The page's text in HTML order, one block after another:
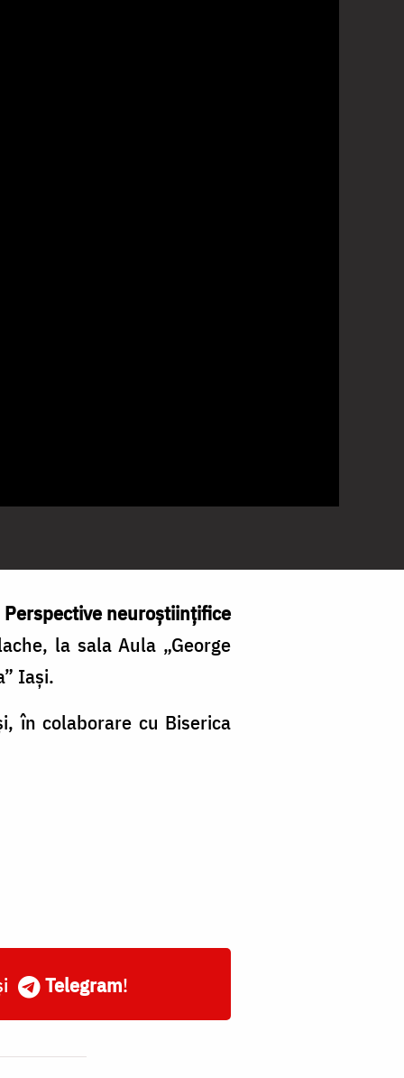
neuroștiințifice
la sala Aula „George
Iași.
în colaborare cu Biserica
Telegram!